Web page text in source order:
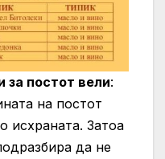
за постот вели:
на постот
исхраната. Затоа
да не